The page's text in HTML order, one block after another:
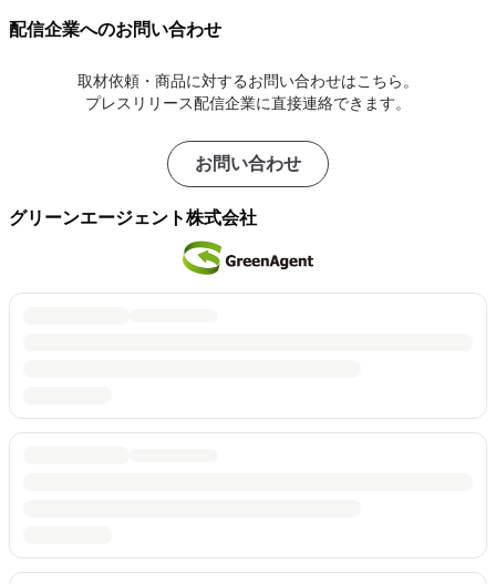
配信企業へのお問い合わせ
取材依頼・商品に対するお問い合わせはこちら。
プレスリリース配信企業に直接連絡できます。
お問い合わせ
グリーンエージェント株式会社